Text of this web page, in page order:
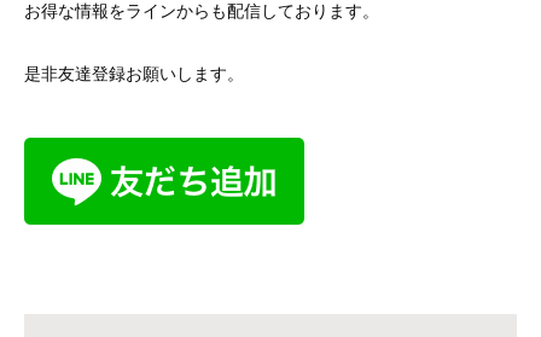
お得な情報をラインからも配信しております。
是非友達登録お願いします。